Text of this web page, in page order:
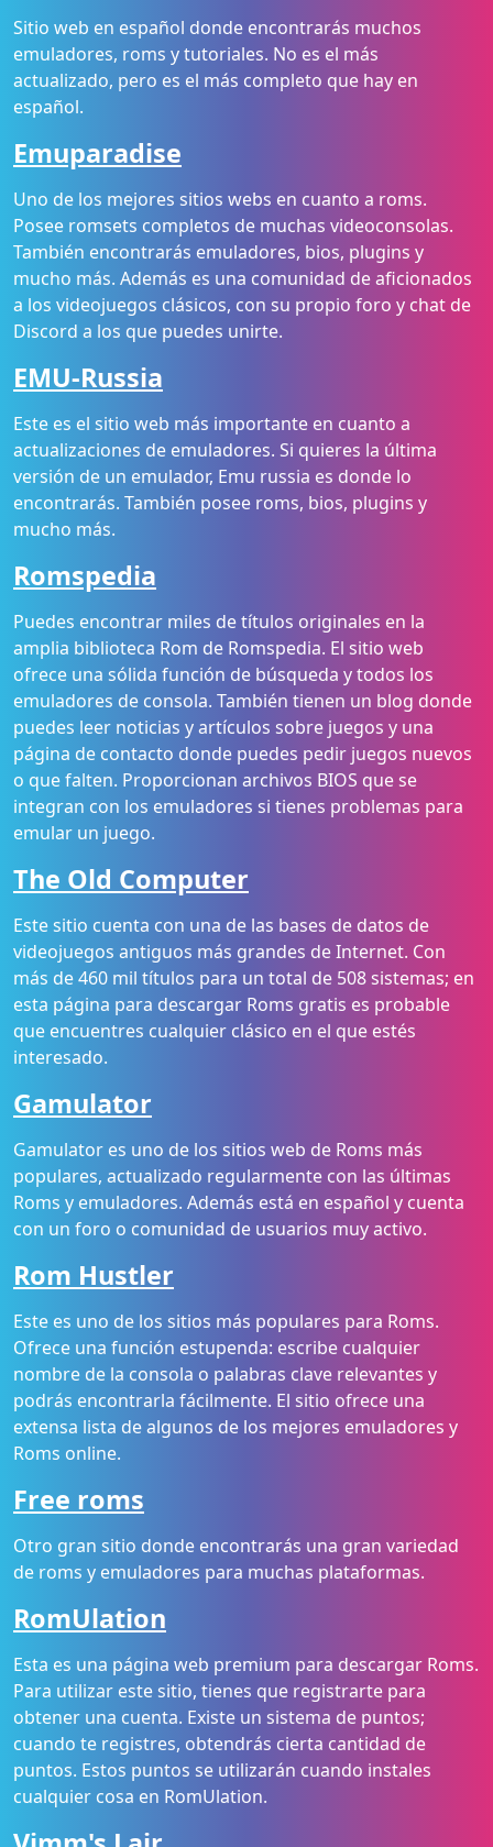
Sitio web en español donde encontrarás muchos
emuladores, roms y tutoriales. No es el más
actualizado, pero es el más completo que hay en
español.
Emuparadise
Uno de los mejores sitios webs en cuanto a roms.
Posee romsets completos de muchas videoconsolas.
También encontrarás emuladores, bios, plugins y
mucho más. Además es una comunidad de aficionados
a los videojuegos clásicos, con su propio foro y chat de
Discord a los que puedes unirte.
EMU-Russia
Este es el sitio web más importante en cuanto a
actualizaciones de emuladores. Si quieres la última
versión de un emulador, Emu russia es donde lo
encontrarás. También posee roms, bios, plugins y
mucho más.
Romspedia
Puedes encontrar miles de títulos originales en la
amplia biblioteca Rom de Romspedia. El sitio web
ofrece una sólida función de búsqueda y todos los
emuladores de consola. También tienen un blog donde
puedes leer noticias y artículos sobre juegos y una
página de contacto donde puedes pedir juegos nuevos
o que falten. Proporcionan archivos BIOS que se
integran con los emuladores si tienes problemas para
emular un juego.
The Old Computer
Este sitio cuenta con una de las bases de datos de
videojuegos antiguos más grandes de Internet. Con
más de 460 mil títulos para un total de 508 sistemas; en
esta página para descargar Roms gratis es probable
que encuentres cualquier clásico en el que estés
interesado.
Gamulator
Gamulator es uno de los sitios web de Roms más
populares, actualizado regularmente con las últimas
Roms y emuladores. Además está en español y cuenta
con un foro o comunidad de usuarios muy activo.
Rom Hustler
Este es uno de los sitios más populares para Roms.
Ofrece una función estupenda: escribe cualquier
nombre de la consola o palabras clave relevantes y
podrás encontrarla fácilmente. El sitio ofrece una
extensa lista de algunos de los mejores emuladores y
Roms online.
Free roms
Otro gran sitio donde encontrarás una gran variedad
de roms y emuladores para muchas plataformas.
RomUlation
Esta es una página web premium para descargar Roms.
Para utilizar este sitio, tienes que registrarte para
obtener una cuenta. Existe un sistema de puntos;
cuando te registres, obtendrás cierta cantidad de
puntos. Estos puntos se utilizarán cuando instales
cualquier cosa en RomUlation.